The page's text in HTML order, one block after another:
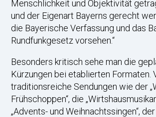
Menschlichkeit und Objektivität
und der Eigenart Bayerns gerecht
die Bayerische Verfassung und das
Rundfunkgesetz vorsehen.“
Besonders kritisch sehe man die
Kürzungen bei etablierten Formaten.
traditionsreiche Sendungen wie der
Frühschoppen“, die
„Advents- und Weihnachtssingen“, der